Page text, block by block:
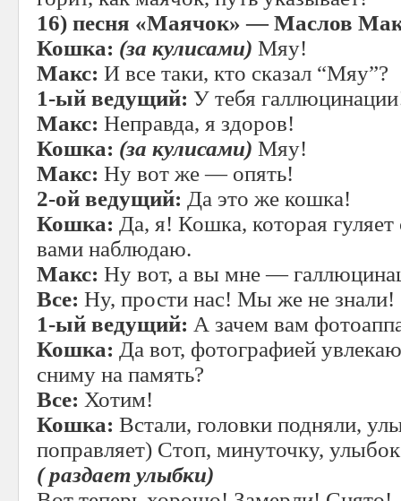
16) песня «Маячок» — Маслов
Кошка: (за кулисами) Мяу!
Макс: И все таки, кто сказал “Мяу”?
1-ый ведущий: У тебя
Макс: Неправда, я здоров!
Кошка: (за кулисами) Мяу!
Макс: Ну вот же — опять!
2-ой ведущий: Да это же кошка!
Кошка: Да, я! Кошка, которая
вами наблюдаю.
Макс: Ну вот, а вы мне —
Все: Ну, прости нас! Мы же не знали!
1-ый ведущий: А зачем вам
Кошка: Да вот, фотографией
сниму на память?
Все: Хотим!
Кошка: Встали, головки подняли,
поправляет) Стоп, минуточку,
( раздает улыбки)